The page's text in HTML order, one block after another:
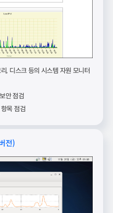
, 디스크 등의 시스템 자원 모니터
안 점검
목 점검
전)